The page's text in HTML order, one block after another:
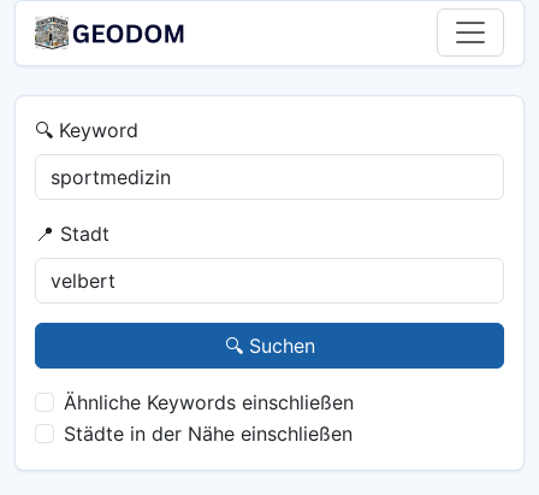
🔍 Keyword
📍 Stadt
🔍 Suchen
Ähnliche Keywords einschließen
Städte in der Nähe einschließen